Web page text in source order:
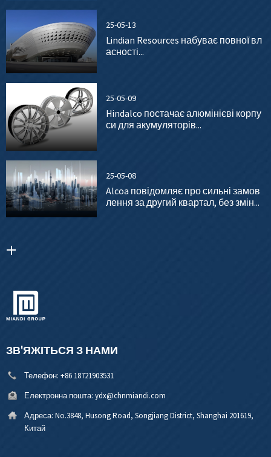
25-05-13
Lindian Resources набуває повної вл
асності...
25-05-09
Hindalco постачає алюмінієві корпу
си для акумуляторів...
25-05-08
Alcoa повідомляє про сильні замов
лення за другий квартал, без змін...
ЗВ'ЯЖІТЬСЯ З НАМИ
Телефон: +86 18721903531
Електронна пошта: ydx@chnmiandi.com
Адреса: No.3848, Husong Road, Songjiang District, Shanghai 201619,
Китай